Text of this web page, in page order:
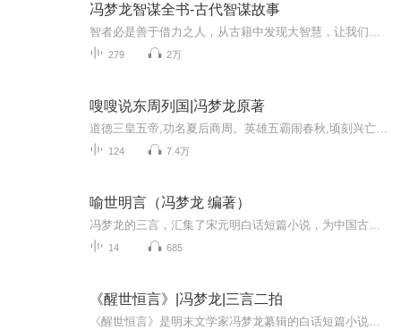
冯梦龙智谋全书-古代智谋故事
279 2万
嗖嗖说东周列国|冯梦龙原著
124 7.4万
喻世明言（冯梦龙 编著）
14 685
《醒世恒言》|冯梦龙|三言二拍